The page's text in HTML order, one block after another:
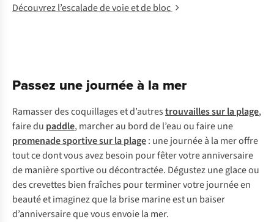
Découvrez l’escalade de voie et de bloc
Passez une journée à la mer
Ramasser des coquillages et d’autrestrouvailles sur la plage,
faire du paddle, marcher au bord de l’eau ou faire une
promenade sportive sur la plage: une journée à la mer offre
tout ce dont vous avez besoin pour fêter votre anniversaire
de manière sportive ou décontractée. Dégustez une glace ou
des crevettes bien fraîches pour terminer votre journée en
beauté et imaginez que la brise marine est un baiser
d’anniversaire que vous envoie la mer.